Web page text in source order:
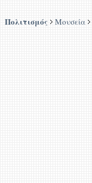
Πολιτισμός Μουσεία